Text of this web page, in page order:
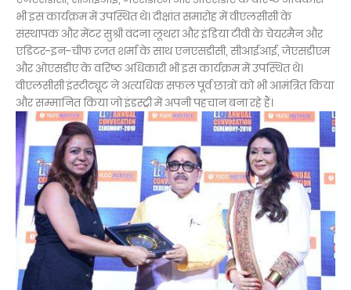
भी इस कार्यक्रम में उपस्थित थे। दीक्षांत समारोह में वीएलसीसी के
संस्थापक और मेंटर सुश्री वंदना लूथरा और इंडिया टीवी के चेयरमैन और
एडिटर-इन-चीफ रजत शर्मा के साथ एनएसडीसी, सीआईआई, जेएसडीएम
और ओएसडीए के वरिष्ठ अधिकारी भी इस कार्यक्रम में उपस्थित थे।
वीएलसीसी इंस्टीट्यूट ने अत्यधिक सफल पूर्व छात्रों को भी आमंत्रित किया
और सम्मानित किया जो इंडस्ट्री में अपनी पहचान बना रहे हैं।